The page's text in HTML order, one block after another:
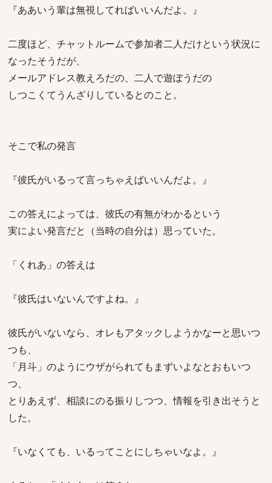
『ああいう輩は無視してればいいんだよ。』
二度ほど、チャットルームで参加者二人だけという状況に
なったそうだが、
メールアドレス教えろだの、二人で遊ぼうだの
しつこくてうんざりしているとのこと。
そこで私の発言
『彼氏がいるって言っちゃえばいいんだよ。』
この答えによっては、彼氏の有無がわかるという
実によい発言だと（当時の自分は）思っていた。
「くれあ」の答えは
『彼氏はいないんですよね。』
彼氏がいないなら、オレもアタックしようかなーと思いつ
つも、
「月斗」のようにウザがられてもまずいよなとおもいつ
つ、
とりあえず、相談にのる振りしつつ、情報を引き出そうと
した。
『いなくても、いるってことにしちゃいなよ。』